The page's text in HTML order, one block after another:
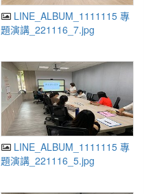
LINE_ALBUM_1111115 專
題演講_221116_7.jpg
LINE_ALBUM_1111115 專
題演講_221116_5.jpg